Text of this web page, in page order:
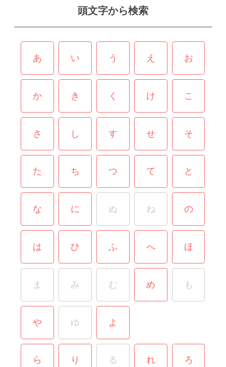
頭文字から検索
あ い う え お
か き く け こ
さ し す せ そ
た ち つ て と
な に ぬ ね の
は ひ ふ へ ほ
ま み む め も
や ゆ よ
ら り る れ ろ